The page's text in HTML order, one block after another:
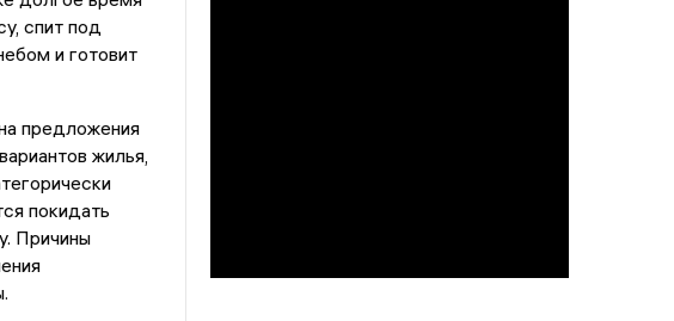
спит под
и готовит
предложения
жилья,
покидать
Причины